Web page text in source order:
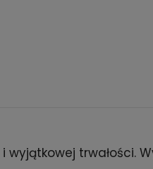
trwałości.